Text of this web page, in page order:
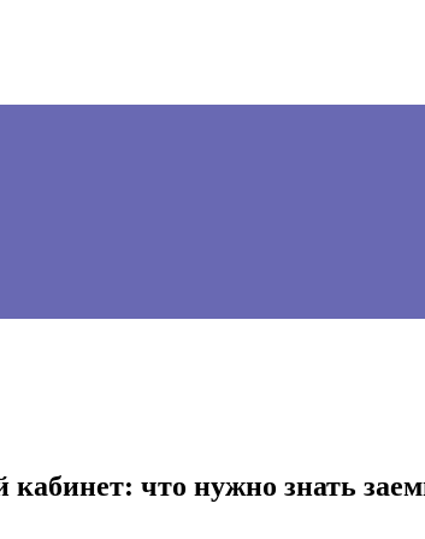
кабинет: что нужно знать